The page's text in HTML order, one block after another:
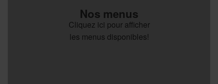
Nos menus
Cliquez ici pour afficher
les menus disponibles!